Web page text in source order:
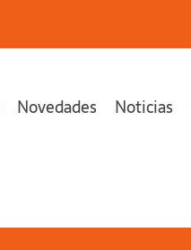
Novedades Noticias